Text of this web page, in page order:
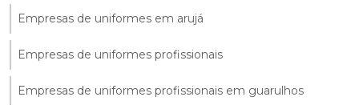
Empresas de uniformes em arujá
Empresas de uniformes profissionais
Empresas de uniformes profissionais em guarulhos